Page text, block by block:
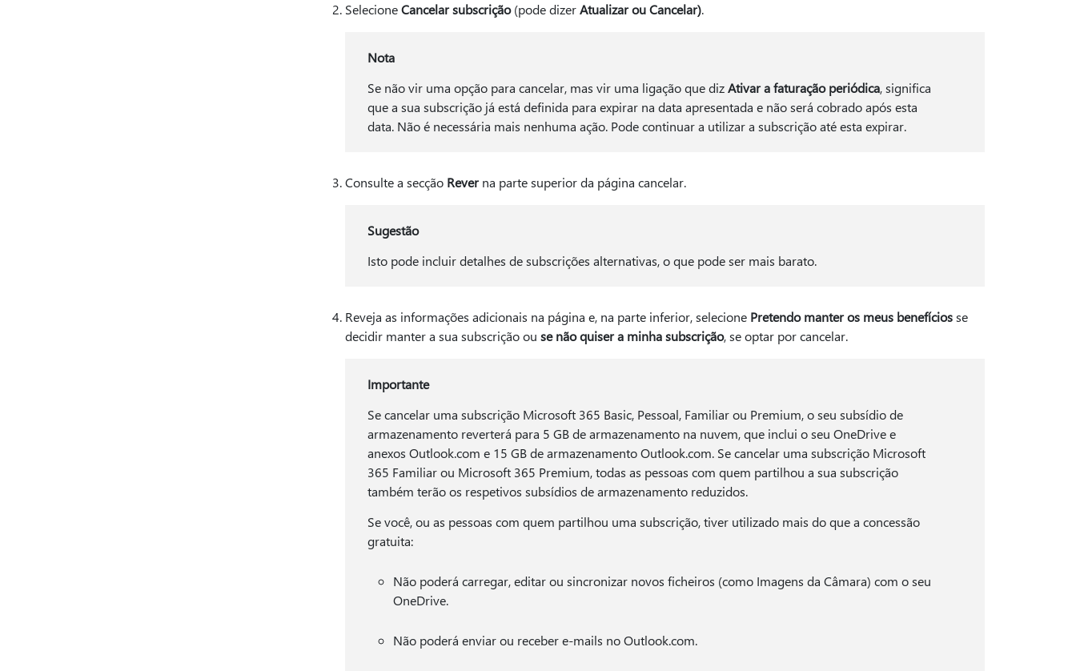
SelecioneCancelar subscrição(pode dizerAtualizar ou Cancelar).
Nota
Se não vir uma opção para cancelar, mas vir uma ligação que dizAtivar a faturação periódica, significa
que a sua subscrição já está definida para expirar na data apresentada e não será cobrado após esta
data. Não é necessária mais nenhuma ação. Pode continuar a utilizar a subscrição até esta expirar.
Consulte a secção Reverna parte superior da página cancelar.
Sugestão
Isto pode incluir detalhes de subscrições alternativas, o que pode ser mais barato.
Reveja as informações adicionais na página e, na parte inferior, selecione Pretendo manter os meus benefíciosse
decidir manter a sua subscrição ou se não quiser a minha subscrição, se optar por cancelar.
Importante
Se cancelar uma subscrição Microsoft 365 Basic, Pessoal, Familiar ou Premium, o seu subsídio de
armazenamento reverterá para 5 GB de armazenamento na nuvem, que inclui o seu OneDrive e
anexos Outlook.com e 15 GB de armazenamento Outlook.com. Se cancelar uma subscrição Microsoft
365 Familiar ou Microsoft 365 Premium, todas as pessoas com quem partilhou a sua subscrição
também terão os respetivos subsídios de armazenamento reduzidos.
Se você, ou as pessoas com quem partilhou uma subscrição, tiver utilizado mais do que a concessão
gratuita:
Não poderá carregar, editar ou sincronizar novos ficheiros (como Imagens da Câmara) com o seu
OneDrive.
Não poderá enviar ou receber e-mails no Outlook.com.